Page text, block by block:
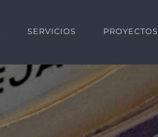
SERVICIOS PROYECTOS